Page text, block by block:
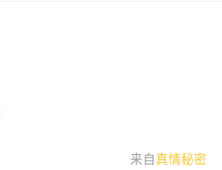
来自真情秘密